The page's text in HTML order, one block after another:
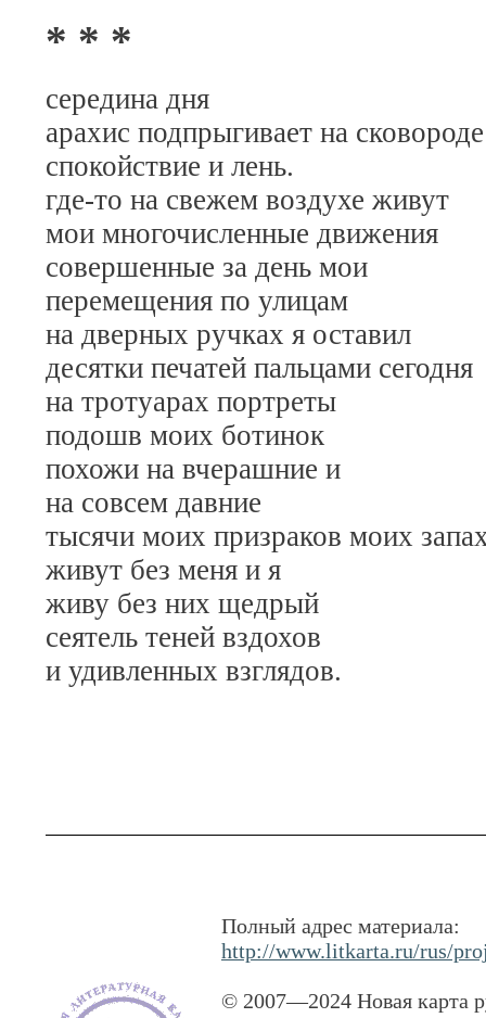
* * *
середина дня
арахис подпрыгивает на сковороде
спокойствие и лень.
где-то на свежем воздухе живут
мои многочисленные движения
совершенные за день мои
перемещения по улицам
на дверных ручках я оставил
десятки печатей пальцами сегодня
на тротуарах портреты
подошв моих ботинок
похожи на вчерашние и
на совсем давние
тысячи моих призраков моих
живут без меня и я
живу без них щедрый
сеятель теней вздохов
и удивленных взглядов.
Полный адрес материала:
http://www.litkarta.ru/rus/
© 2007—2024 Новая карта